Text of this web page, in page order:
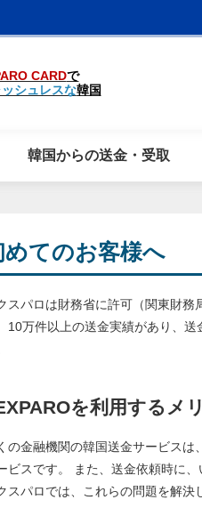
CARDで
シュレスな韓国
韓国からの送金・受取
めてのお客様へ
スパロは財務省に許可（関東財
10万件以上の送金実績があり、
を利用するメ
の金融機関の韓国送金サービス
ビスです。 また、送金依頼時に
スパロでは、これらの問題を解決